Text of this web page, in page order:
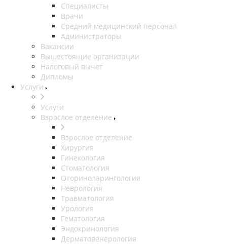
Специалисты
Врачи
Средний медицинский персонал
Администраторы
Вакансии
Вышестоящие организации
Налоговый вычет
Дипломы
Услуги
Услуги
Взрослое отделение
Взрослое отделение
Хирургия
Гинекология
Стоматология
Оториноларингология
Неврология
Травматология
Урология
Гематология
Эндокринология
Дерматовенерология